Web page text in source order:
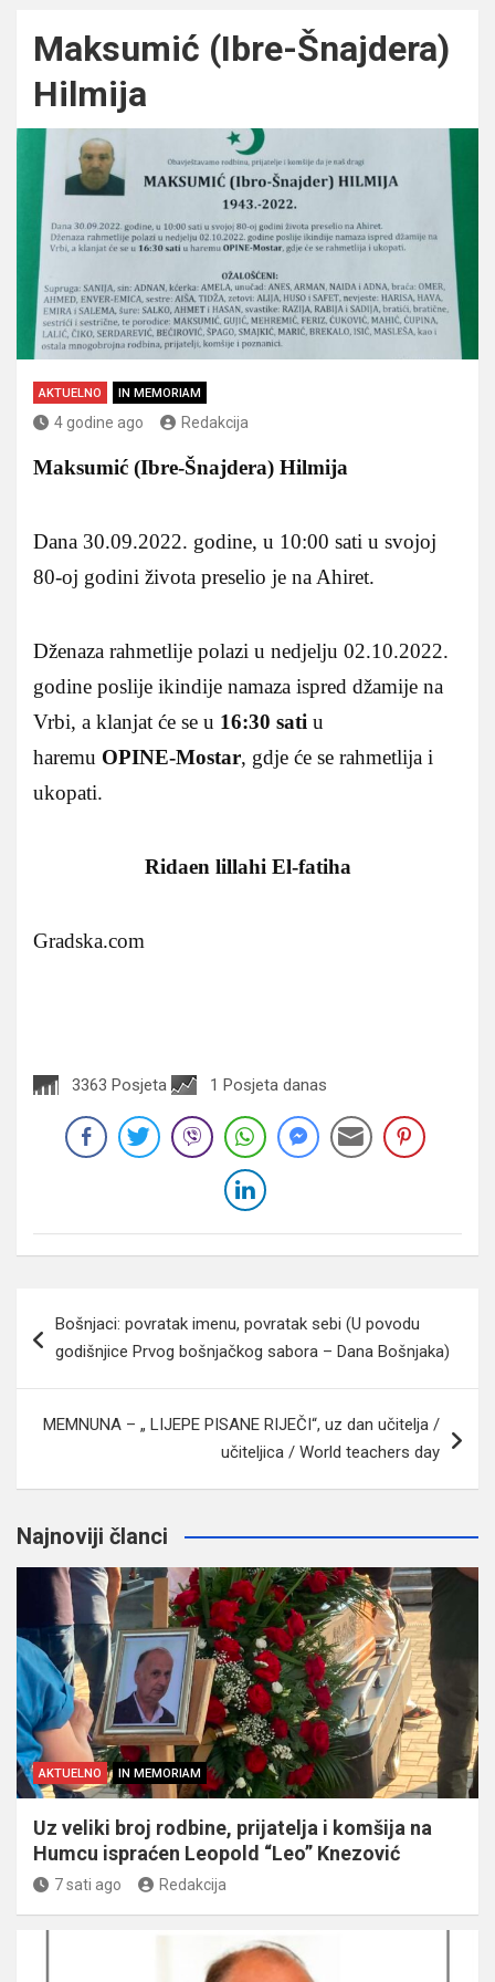
Maksumić (Ibre-Šnajdera)
Hilmija
AKTUELNO IN MEMORIAM
4 godine ago Redakcija
Maksumić (Ibre-Šnajdera) Hilmija
Dana 30.09.2022. godine, u 10:00 sati u svojoj
80-oj godini života preselio je na Ahiret.
Dženaza rahmetlije polazi u nedjelju 02.10.2022.
godine poslije ikindije namaza ispred džamije na
Vrbi, a klanjat će se u 16:30 sati u
haremu OPINE-Mostar, gdje će se rahmetlija i
ukopati.
Ridaen lillahi El-fatiha
Gradska.com
3363 Posjeta 1 Posjeta danas
članaka
Bošnjaci: povratak imenu, povratak sebi (U povodu
godišnjice Prvog bošnjačkog sabora – Dana Bošnjaka)
MEMNUNA – „ LIJEPE PISANE RIJEČI“, uz dan učitelja /
učiteljica / World teachers day
Najnoviji članci
AKTUELNO IN MEMORIAM
Uz veliki broj rodbine, prijatelja i komšija na
Humcu ispraćen Leopold “Leo” Knezović
7 sati ago Redakcija